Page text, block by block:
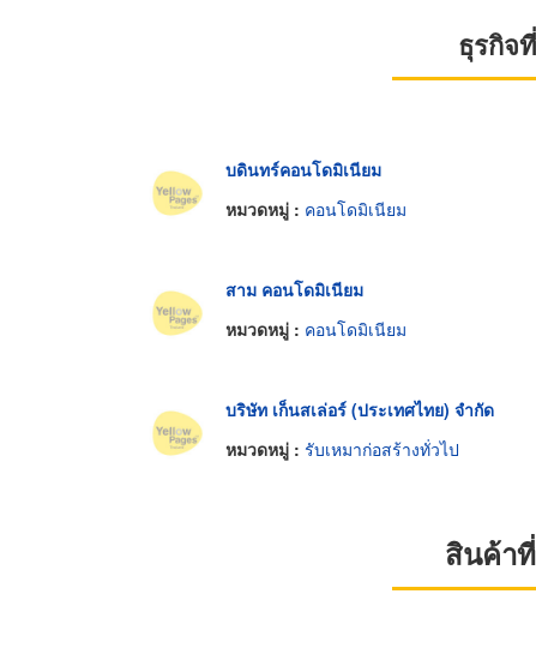
ธุรกิจ
บดินทร์คอนโดมิเนียม
หมวดหมู่ : คอนโดมิเนียม
สาม คอนโดมิเนียม
หมวดหมู่ : คอนโดมิเนียม
บริษัท เก็นสเล่อร์ (ประเทศไทย) จำกัด
หมวดหมู่ : รับเหมาก่อสร้างทั่วไป
สินค้า